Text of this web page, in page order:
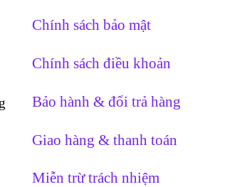
Chính sách bảo mật
Chính sách điều khoản
Bảo hành & đổi trả hàng
Giao hàng & thanh toán
Miễn trừ trách nhiệm